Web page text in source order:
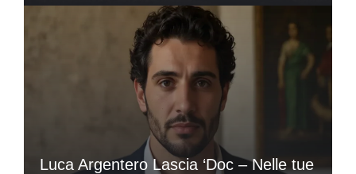
Luca Argentero Lascia ‘Doc – Nelle tue